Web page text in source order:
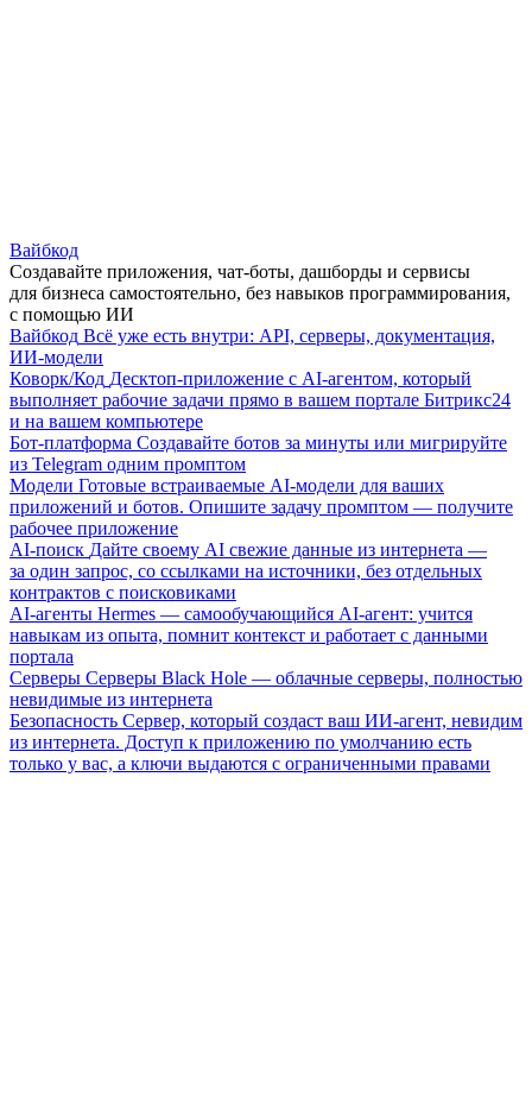
Вайбкод
Создавайте приложения, чат-боты, дашборды и сервисы
для бизнеса самостоятельно, без навыков программирования,
с помощью ИИ
Вайбкод Всё уже есть внутри: API, серверы, документация,
ИИ-модели
Коворк/Код Десктоп-приложение с AI-агентом, который
выполняет рабочие задачи прямо в вашем портале Битрикс24
и на вашем компьютере
Бот-платформа Создавайте ботов за минуты или мигрируйте
из Telegram одним промптом
Модели Готовые встраиваемые AI-модели для ваших
приложений и ботов. Опишите задачу промптом — получите
рабочее приложение
AI-поиск Дайте своему AI свежие данные из интернета —
за один запрос, со ссылками на источники, без отдельных
контрактов с поисковиками
AI-агенты Hermes — самообучающийся AI-агент: учится
навыкам из опыта, помнит контекст и работает с данными
портала
Серверы Серверы Black Hole — облачные серверы, полностью
невидимые из интернета
Безопасность Сервер, который создаст ваш ИИ-агент, невидим
из интернета. Доступ к приложению по умолчанию есть
только у вас, а ключи выдаются с ограниченными правами